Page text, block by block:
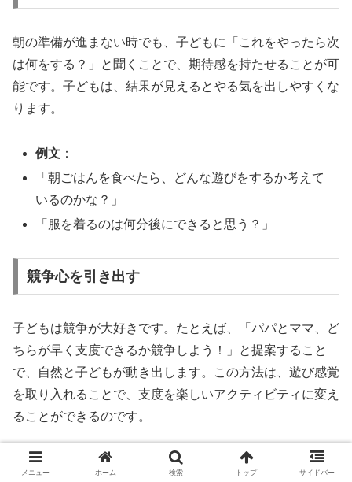
朝の準備が進まない時でも、子どもに「これをやったら次
は何をする？」と聞くことで、期待感を持たせることが可
能です。子どもは、結果が見えるとやる気を出しやすくな
ります。
例文 ：
「朝ごはんを食べたら、どんな遊びをするか考えて
いるのかな？」
「服を着るのは何分後にできると思う？」
競争心を引き出す
子どもは競争が大好きです。たとえば、「パパとママ、ど
ちらが早く支度できるか競争しよう！」と提案すること
で、自然と子どもが動き出します。この方法は、遊び感覚
を取り入れることで、支度を楽しいアクティビティに変え
ることができるのです。
遊びを取り入れる
メニュー ホーム 検索 トップ サイドバー